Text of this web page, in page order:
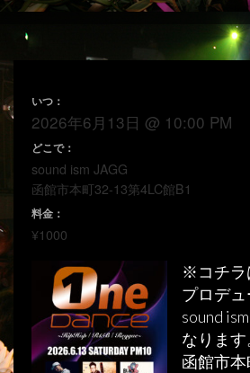
いつ：
2026年6月13日 @ 10:00 PM
どこで：
sound ism JAGG
函館市本町32-13第4LC館B1
料金：
¥1000
※コチラ
プロデ
sound
なります
函館市